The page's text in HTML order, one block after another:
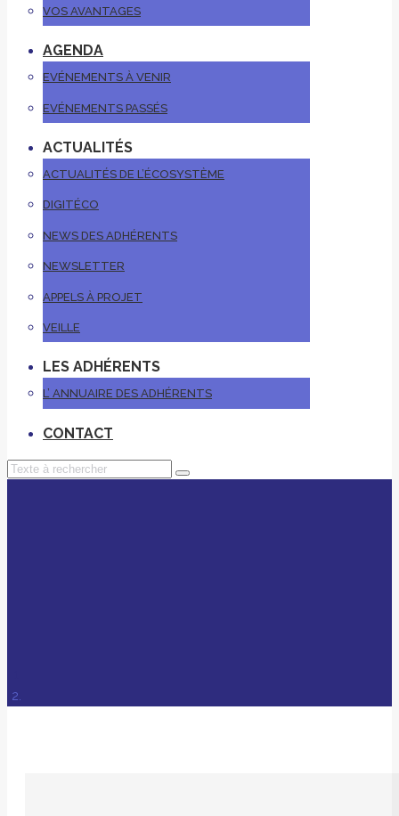
VOS AVANTAGES
AGENDA
EVÉNEMENTS À VENIR
EVÉNEMENTS PASSÉS
ACTUALITÉS
ACTUALITÉS DE L’ÉCOSYSTÈME
DIGITÉCO
NEWS DES ADHÉRENTS
NEWSLETTER
APPELS À PROJET
VEILLE
LES ADHÉRENTS
L’ ANNUAIRE DES ADHÉRENTS
CONTACT